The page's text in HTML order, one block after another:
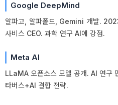
Google DeepMind
알파고, 알파폴드, Gemini 개발.
사비스 CEO. 과학 연구 AI에 강점.
Meta AI
LLaMA 오픈소스 모델 공개. AI 연구
타버스+AI 결합 전략.